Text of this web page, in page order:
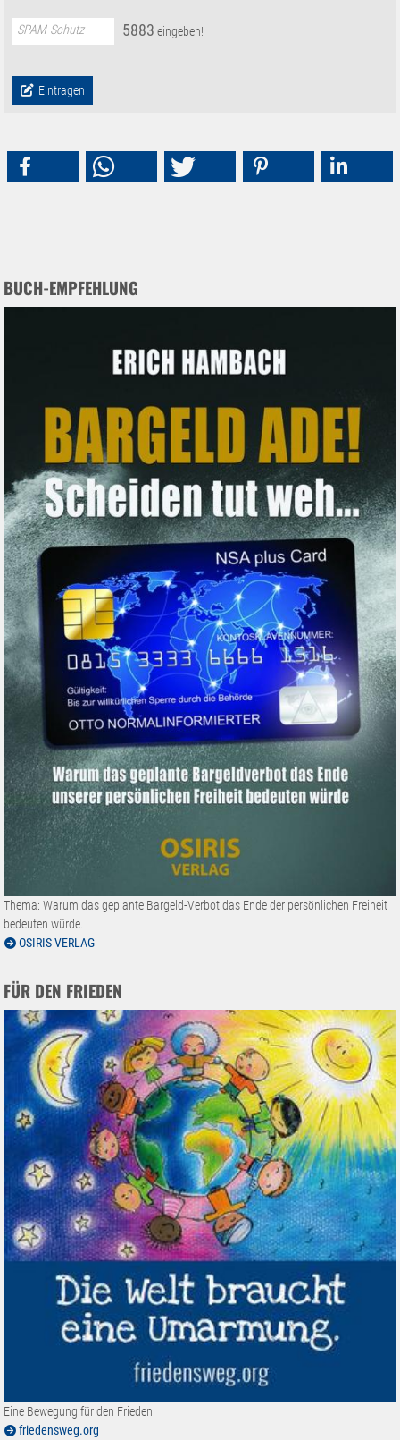
BUCH-EMPFEHLUNG
Thema: Warum das geplante Bargeld-Verbot das Ende der persönlichen Freiheit
bedeuten würde.
OSIRIS VERLAG
FÜR DEN FRIEDEN
Eine Bewegung für den Frieden
friedensweg.org
SPAM-Schutz 5883 eingeben!
Eintragen